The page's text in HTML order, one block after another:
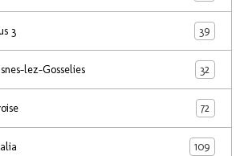
3 39
lez-Gosselies 32
72
109